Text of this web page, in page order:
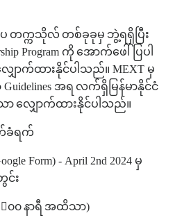
တက္ကသိုလ် တစ်ခုခုမှ ဘွဲ့ရရှိပြီး
Program ကို အောက်ဖေါ်ပြပါ
ျှောက်ထားနိုင်ပါသည်။ MEXT မှ
Guidelines အရ လက်ရှိမြန်မာနိုင်ငံ
ာ လျှောက်ထားနိုင်ပါသည်။
ခံရက်
Form) - April 2nd 2024 မှ
း
၀၀ နာရီ အထိသာ)